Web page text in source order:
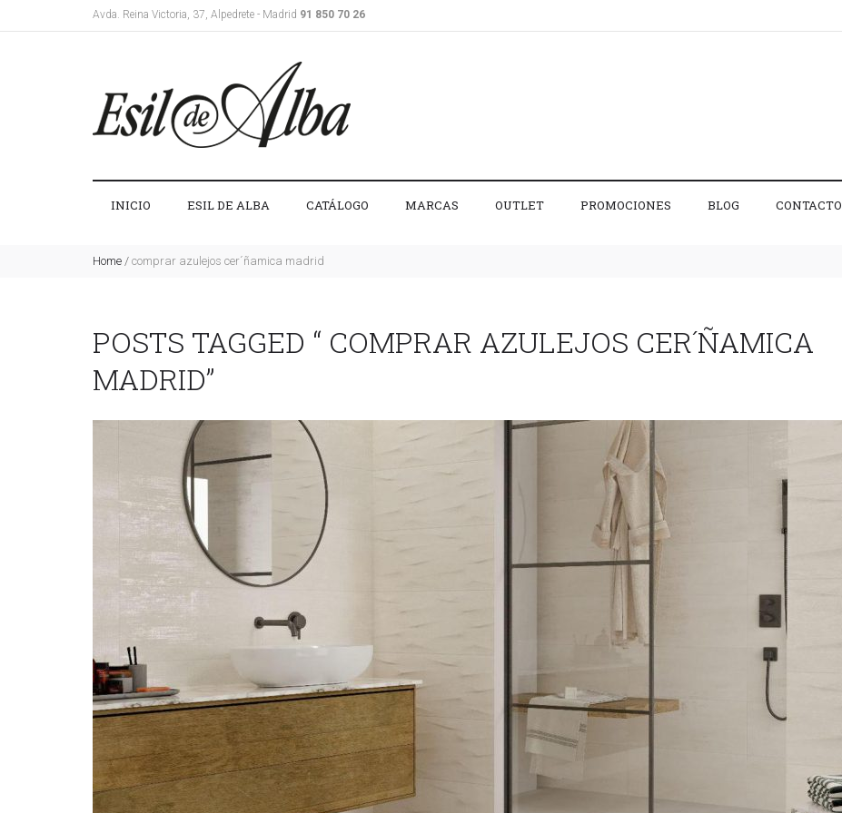
Avda. Reina Victoria, 37, Alpedrete - Madrid 91 850 70 26
INICIO ESIL DE ALBA CATÁLOGO MARCAS OUTLET PROMOCIONES BLOG CONTACTO
Home / comprar azulejos cer´ñamica madrid
POSTS TAGGED “ COMPRAR AZULEJOS CER´ÑAMICA
MADRID”